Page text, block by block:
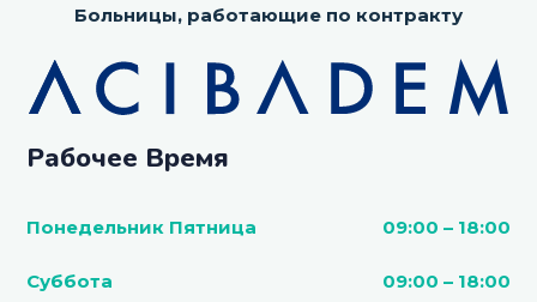
Больницы, работающие по контракту
Рабочее Время
Понедельник Пятница 09:00 – 18:00
Суббота 09:00 – 18:00